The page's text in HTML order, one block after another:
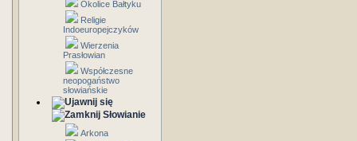
Okolice Bałtyku
Religie
Indoeuropejczyków
Wierzenia
Prasłowian
Współczesne
neopogaństwo
słowiańskie
Słowianie
Arkona